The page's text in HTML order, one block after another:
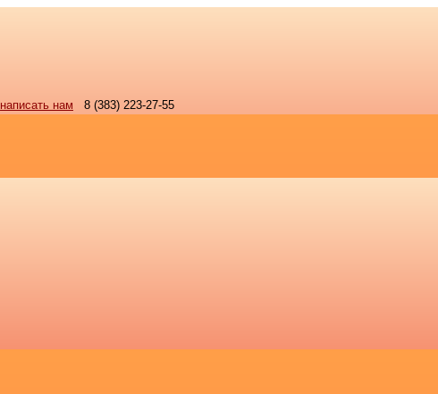
написать нам
8 (383) 223-27-55